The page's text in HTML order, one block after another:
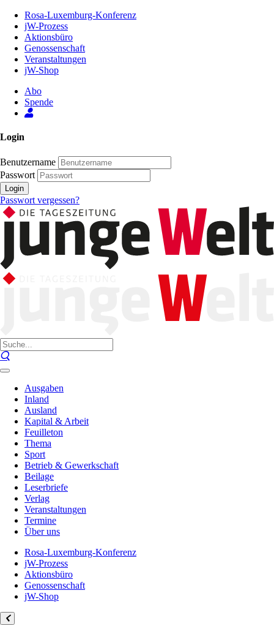
Inhalt
Seite
Rosa-Luxemburg-Konferenz
jW-Prozess
Aktionsbüro
Genossenschaft
Veranstaltungen
jW-Shop
Abo
Spende
Login
Benutzername
Passwort
Login
Passwort vergessen?
Ausgaben
Inland
Ausland
Kapital & Arbeit
Feuilleton
Thema
Sport
Betrieb & Gewerkschaft
Beilage
Leserbriefe
Verlag
Veranstaltungen
Termine
Über uns
Rosa-Luxemburg-Konferenz
jW-Prozess
Aktionsbüro
Genossenschaft
jW-Shop